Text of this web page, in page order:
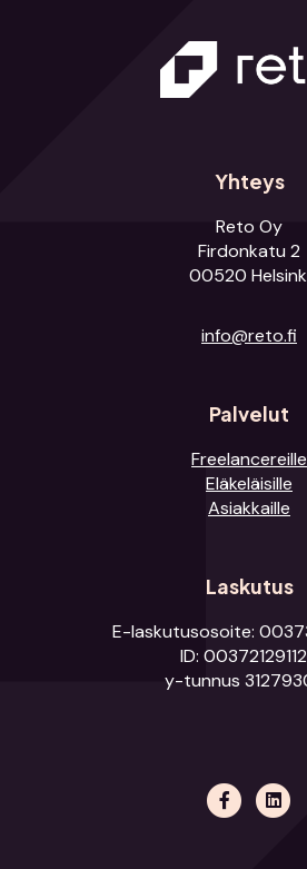
Yhteys
Reto Oy
Firdonkatu 2
00520
info@reto.fi
Palvelut
Freelancereille
Eläkeläisille
Asiakkaille
Laskutus
E-laskutusosoite:
ID:
y-tunnus